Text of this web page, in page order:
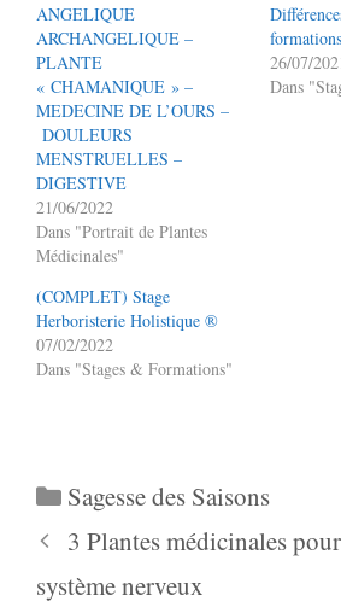
ANGELIQUE
ARCHANGELIQUE –
PLANTE
« CHAMANIQUE » –
MEDECINE DE L’OURS –
DOULEURS
MENSTRUELLES –
DIGESTIVE
21/06/2022
Dans "Portrait de Plantes
Médicinales"
26/07/
Dans
(COMPLET) Stage
Herboristerie Holistique ®
07/02/2022
Dans "Stages & Formations"
Sagesse des Saisons
3 Plantes médicinales
système nerveux